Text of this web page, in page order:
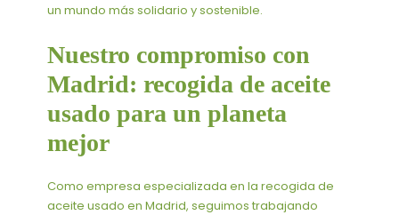
un mundo más solidario y sostenible.
Nuestro compromiso con
Madrid: recogida de aceite
usado para un planeta
mejor
Como empresa especializada en la recogida de
aceite usado en Madrid, seguimos trabajando